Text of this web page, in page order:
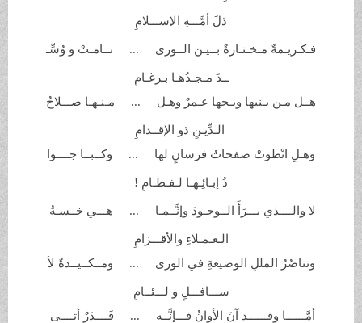
ذلَ أمَّـــةِالإســـلامِ
فـكـريـمةٌ مـخـتـارةٌ بــيـنالــورى ... نــامـتْ و وُسِّـ
ــدَ مـجـدُهـا بـرغـامِ
هــل مـن بـنيها ويـحها عـمرٌوهـل ... مـنـهـا صـــلاحُ
الـدِّيـنِ ذو الإقــدامِ
وهـلِ انْطوتْ صفحاتُ فرسانٍلها ... وكــبــا جــــوا
دُ إبـائِـهـا لـفـطـامِ!
لا والــــذي بـــرَأَ الــوجـودَوإنَّــمـا ... هـــي خــسـةُ
الـعـمـلاءِ والأقـــزامِ
وتناصُرُ المللِ الوضيعةِ فيالورى ... ومــكــيــدةٌ لأ
ســـافـــلٍ و لـــئــامِ
أمَّــــــا وقــــــد آنَ الأوانُ فـــإنَّــه ... قَــــدَرٌ أتــــى